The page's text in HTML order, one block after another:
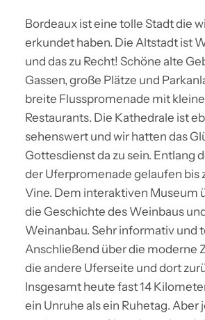
Bordeaux ist eine tolle Stadt die
erkundet haben. Die Altstadt ist
und das zu Recht! Schöne alte
Gassen, große Plätze und
breite Flusspromenade mit
Restaurants. Die Kathedrale ist
sehenswert und wir hatten das
Gottesdienst da zu sein. Entlang
der Uferpromenade gelaufen bis
Vine. Dem interaktiven Museum
die Geschichte des Weinbaus
Weinanbau. Sehr informativ und
Anschließend über die moderne
die andere Uferseite und dort
Insgesamt heute fast 14
ein Unruhe als ein Ruhetag. Aber